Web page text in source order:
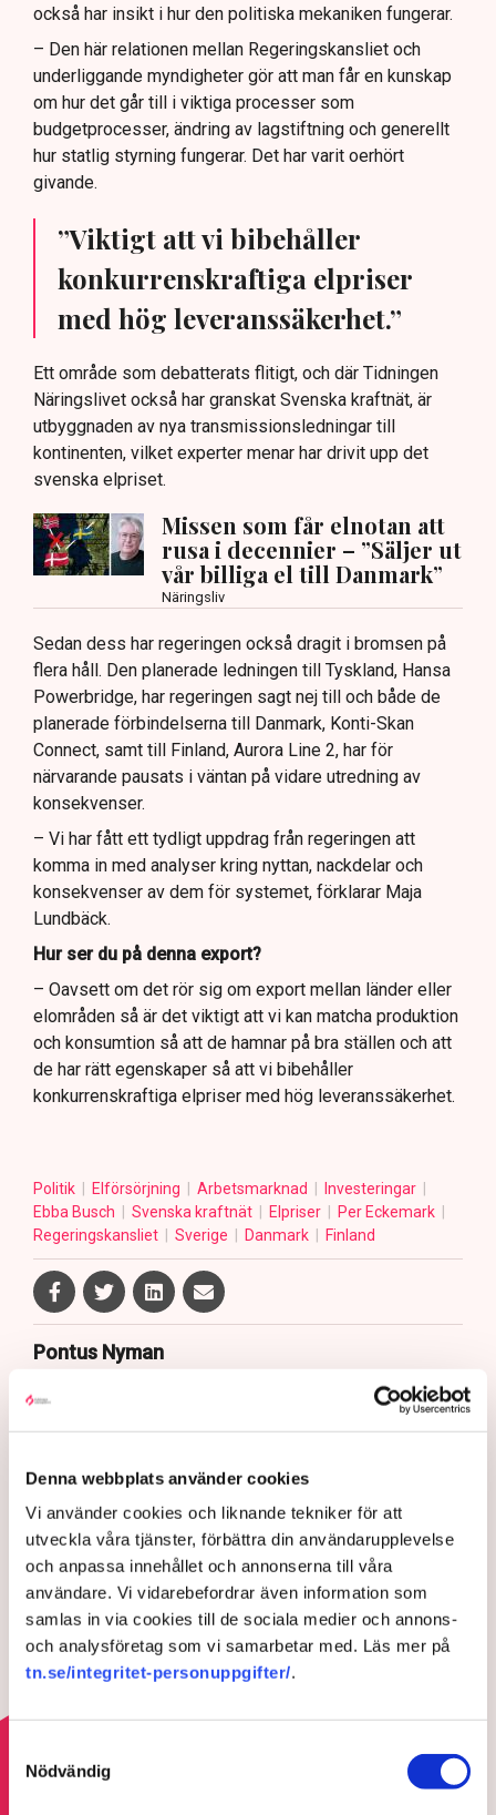
Denna webbplats använder cookies
Vi använder cookies och liknande tekniker för att
utveckla våra tjänster, förbättra din användarupplevelse
och anpassa innehållet och annonserna till våra
användare. Vi vidarebefordrar även information som
samlas in via cookies till de sociala medier och annons-
och analysföretag som vi samarbetar med. Läs mer på
tn.se/integritet-personuppgifter/.
Nödvändig
också har insikt i hur den politiska mekaniken fungerar.
– Den här relationen mellan Regeringskansliet och
underliggande myndigheter gör att man får en kunskap
om hur det går till i viktiga processer som
budgetprocesser, ändring av lagstiftning och generellt
hur statlig styrning fungerar. Det har varit oerhört
givande.
”Viktigt att vi bibehåller
konkurrenskraftiga elpriser
med hög leveranssäkerhet.”
Ett område som debatterats flitigt, och där Tidningen
Näringslivet också har granskat Svenska kraftnät, är
utbyggnaden av nya transmissionsledningar till
kontinenten, vilket experter menar har drivit upp det
svenska elpriset.
Missen som får elnotan att
rusa i decennier – ”Säljer ut
vår billiga el till Danmark”
Näringsliv
Sedan dess har regeringen också dragit i bromsen på
flera håll. Den planerade ledningen till Tyskland, Hansa
Powerbridge, har regeringen sagt nej till och både de
planerade förbindelserna till Danmark, Konti-Skan
Connect, samt till Finland, Aurora Line 2, har för
närvarande pausats i väntan på vidare utredning av
konsekvenser.
– Vi har fått ett tydligt uppdrag från regeringen att
komma in med analyser kring nyttan, nackdelar och
konsekvenser av dem för systemet, förklarar Maja
Lundbäck.
Hur ser du på denna export?
– Oavsett om det rör sig om export mellan länder eller
elområden så är det viktigt att vi kan matcha produktion
och konsumtion så att de hamnar på bra ställen och att
de har rätt egenskaper så att vi bibehåller
konkurrenskraftiga elpriser med hög leveranssäkerhet.
Politik Elförsörjning Arbetsmarknad
Investeringar
Ebba Busch
Svenska kraftnät Elpriser
Per Eckemark
Regeringskansliet
Sverige Danmark Finland
Pontus Nyman
Publicerad:
Uppdaterad: 7 aug 2026, 13:33
LÄS ÄVEN
Värme och torka pressar
Europas kärnkraft
5 AUGUSTI 2026 |
Utredare ska se över
kritiserade elnätsavgifter